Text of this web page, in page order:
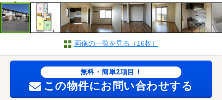
画像の一覧を見る（16枚）
無料・簡単2項目！
この物件にお問い合わせする